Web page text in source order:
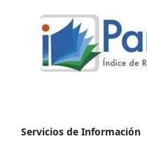
Servicios de Información